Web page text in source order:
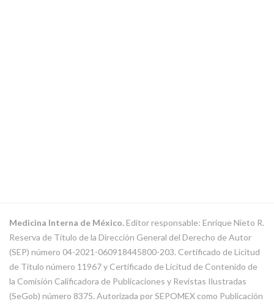
Medicina Interna de México.Editor responsable: Enrique Nieto R.
Reserva de Título de la Dirección General del Derecho de Autor
(SEP) número 04-2021-060918445800-203. Certificado de Licitud
de Título número 11967 y Certificado de Licitud de Contenido de
la Comisión Calificadora de Publicaciones y Revistas Ilustradas
(SeGob) número 8375. Autorizada por SEPOMEX como Publicación